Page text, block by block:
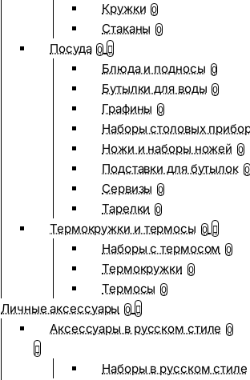
Кружки 0
Стаканы 0
Посуда 0
Блюда и подносы 0
Бутылки для воды 0
Графины 0
Наборы столовых
Ножи и наборы ножей 0
Подставки для бутылок 0
Сервизы 0
Тарелки 0
Термокружки и термосы 0
Наборы с термосом 0
Термокружки 0
Термосы 0
Личные аксессуары 0
Аксессуары в русском стиле 0
Наборы в русском стиле